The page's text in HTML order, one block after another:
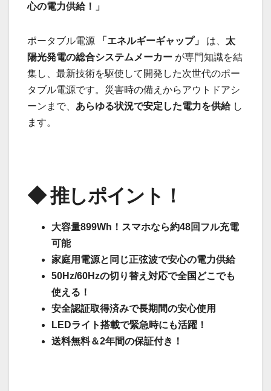
心の電力供給！」
ポータブル電源 「エネルギーギャップ」 は、 太
陽光発電の総合システムメーカー が専門知識を結
集し、最新技術を駆使して開発した次世代のポー
タブル電源です。災害時の備えからアウトドアシ
ーンまで、 あらゆる状況で安定した電力を供給し
ます。
◆ 推しポイント！
大容量899Wh！スマホなら約48回フル充電
可能
家庭用電源と同じ正弦波で安心の電力供給
50Hz/60Hzの切り替え対応で全国どこでも
使える！
安全認証取得済みで長期間の安心使用
LEDライト搭載で緊急時にも活躍！
送料無料＆2年間の保証付き！